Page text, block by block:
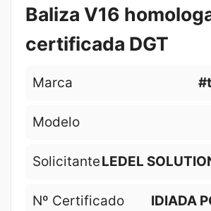
Baliza V16
certificada DGT
Marca
Modelo
SolicitanteLEDEL
Nº Certificado IDIADA